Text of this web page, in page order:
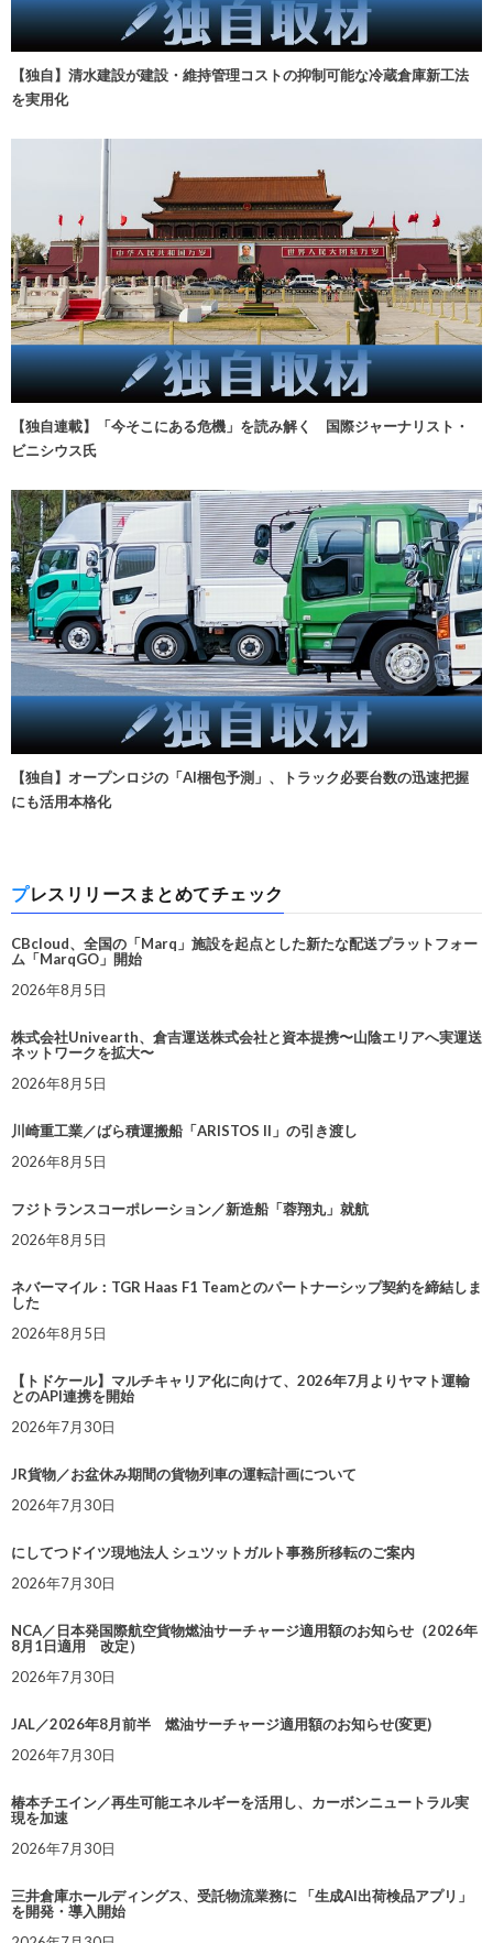
【独自】清水建設が建設・維持管理コストの抑制可能な冷蔵倉庫新工法
を実用化
【独自連載】「今そこにある危機」を読み解く 国際ジャーナリスト・
ビニシウス氏
【独自】オープンロジの「AI梱包予測」、トラック必要台数の迅速把握
にも活用本格化
プレスリリースまとめてチェック
CBcloud、全国の「Marq」施設を起点とした新たな配送プラットフォー
ム「MarqGO」開始
2026年8月5日
株式会社Univearth、倉吉運送株式会社と資本提携〜山陰エリアへ実運送
ネットワークを拡大〜
2026年8月5日
川崎重工業／ばら積運搬船「ARISTOS II」の引き渡し
2026年8月5日
フジトランスコーポレーション／新造船「蓉翔丸」就航
2026年8月5日
ネバーマイル：TGR Haas F1 Teamとのパートナーシップ契約を締結しま
した
2026年8月5日
【トドケール】マルチキャリア化に向けて、2026年7月よりヤマト運輸
とのAPI連携を開始
2026年7月30日
JR貨物／お盆休み期間の貨物列車の運転計画について
2026年7月30日
にしてつドイツ現地法人 シュツットガルト事務所移転のご案内
2026年7月30日
NCA／日本発国際航空貨物燃油サーチャージ適用額のお知らせ（2026年
8月1日適用 改定）
2026年7月30日
JAL／2026年8月前半 燃油サーチャージ適用額のお知らせ(変更)
2026年7月30日
椿本チエイン／再生可能エネルギーを活用し、カーボンニュートラル実
現を加速
2026年7月30日
三井倉庫ホールディングス、受託物流業務に 「生成AI出荷検品アプリ」
を開発・導入開始